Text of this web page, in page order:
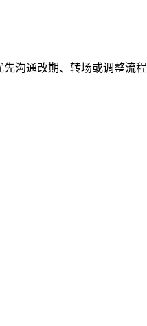
先沟通改期、转场或调整流程